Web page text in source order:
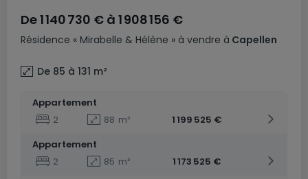
Résidence « Mirabelle & Hélène » à vendre à Capellen
De1 140 730 € à 1 908 156 €
De 85 à 131 m²
Appartement
2
88 m²
1 199 525 €
Appartement
2
85 m²
1 173 525 €